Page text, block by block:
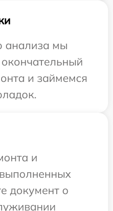
анализа мы
и займемся
и
документ о